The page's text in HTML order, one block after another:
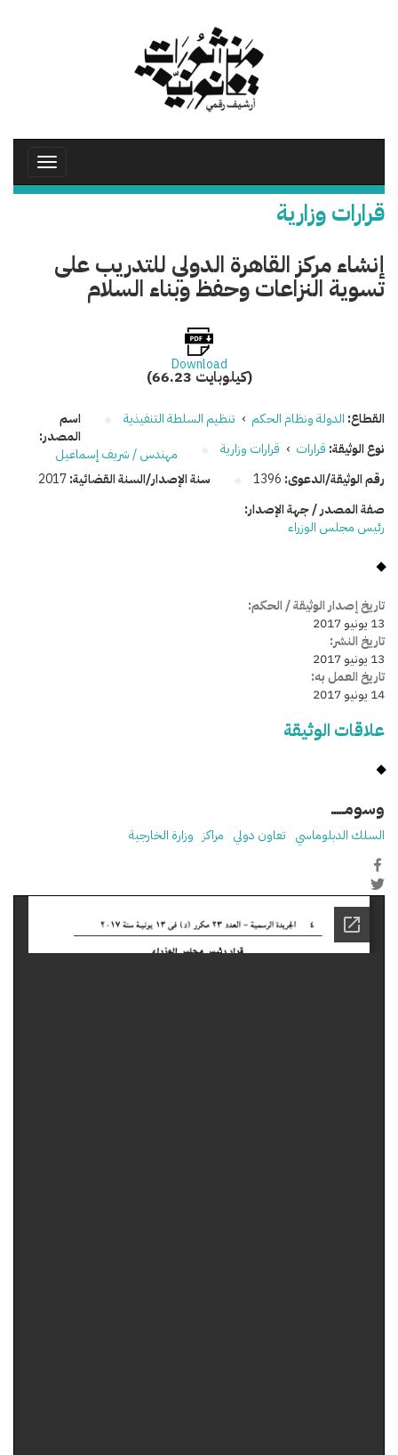
Toggle
قرارات وزارية
إنشاء مركز القاهرة الدولي للتدريب على
تسوية النزاعات وحفظ وبناء السلام
Download
(66.23 كيلوبايت)
القطاع: الدولة ونظام الحكم › تنظيم السلطة التنفيذية
نوع الوثيقة: قرارات › قرارات وزارية
رقم الوثيقة/الدعوى: 1396 سنة الإصدار/السنة القضائية:2017
اسم
المصدر:
مهندس / شريف إسماعيل
صفة المصدر / جهة الإصدار:
رئيس مجلس الوزراء
تاريخ إصدار الوثيقة / الحكم:
13 يونيو 2017
تاريخ النشر:
13 يونيو 2017
تاريخ العمل به:
14 يونيو 2017
علاقات الوثيقة
وسومـــــ
السلك الدبلوماسي تعاون دولي مراكز وزارة الخارجية